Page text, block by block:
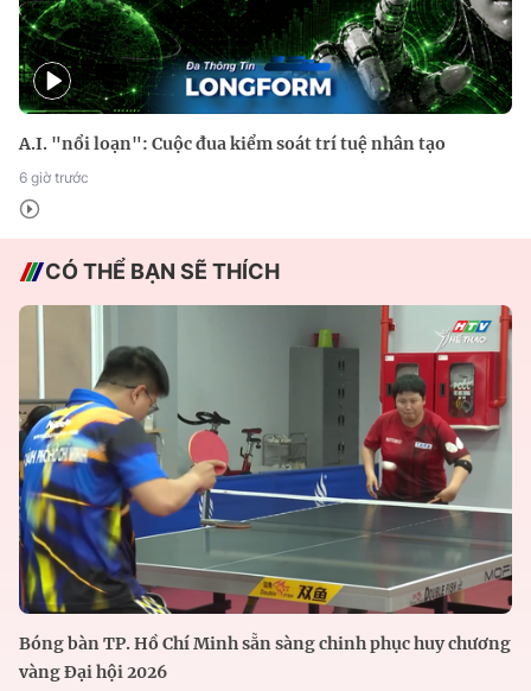
A.I. "nổi loạn": Cuộc đua kiểm soát trí tuệ nhân tạo
6 giờ trước
CÓ THỂ BẠN SẼ THÍCH
Bóng bàn TP. Hồ Chí Minh sẵn sàng chinh phục huy chương
vàng Đại hội 2026